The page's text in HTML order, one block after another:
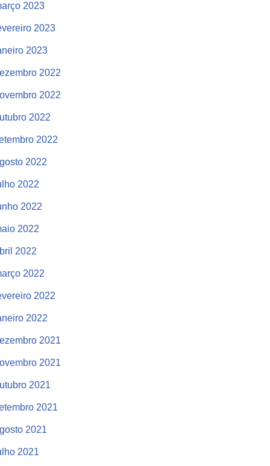
2023
2023
2023
2022
2022
2022
2022
2022
2022
2022
2022
2022
2022
2022
2022
2021
2021
2021
2021
2021
2021